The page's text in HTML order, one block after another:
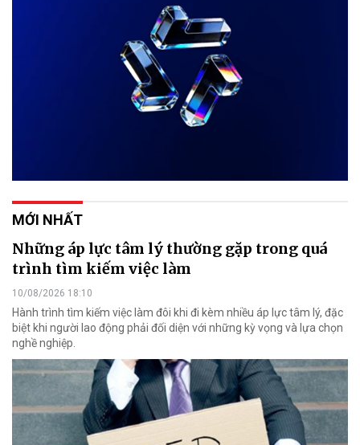
MỚI NHẤT
Những áp lực tâm lý thường gặp trong quá
trình tìm kiếm việc làm
10/08/2026 18:10
Hành trình tìm kiếm việc làm đôi khi đi kèm nhiều áp lực tâm lý, đặc
biệt khi người lao động phải đối diện với những kỳ vọng và lựa chọn
nghề nghiệp.